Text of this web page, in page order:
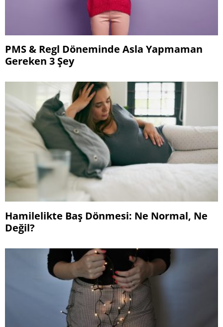
PMS & Regl Döneminde Asla Yapmaman
Gereken 3 Şey
Hamilelikte Baş Dönmesi: Ne Normal, Ne
Değil?